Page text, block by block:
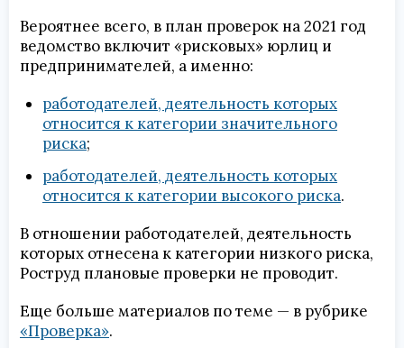
Вероятнее всего, в план проверок на 2021 год
ведомство включит «рисковых» юрлиц и
предпринимателей, а именно:
работодателей, деятельность которых
относится к категории значительного
риска;
работодателей, деятельность которых
относится к категории высокого риска.
В отношении работодателей, деятельность
которых отнесена к категории низкого риска,
Роструд плановые проверки не проводит.
Еще больше материалов по теме — в рубрике
«Проверка».